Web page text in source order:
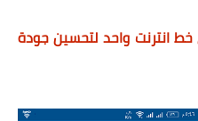
انترنت واحد لتحسين جودة